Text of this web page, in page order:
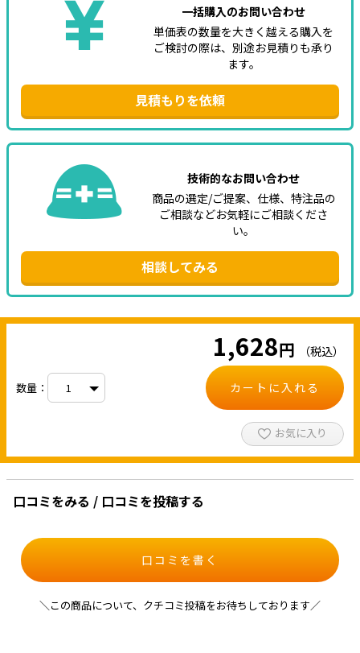
一括購入のお問い合わせ
単価表の数量を大きく越える購入を
ご検討の際は、別途お見積りも承り
ます。
見積もりを依頼
技術的なお問い合わせ
商品の選定/ご提案、仕様、特注品の
ご相談などお気軽にご相談くださ
い。
相談してみる
1,628円 （税込）
数量： カートに入れる
お気に入り
口コミをみる / 口コミを投稿する
口コミを書く
＼この商品について、クチコミ投稿をお待ちしております／